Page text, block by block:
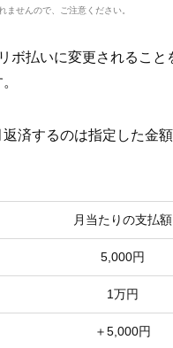
せんので、ご注意ください。
ボ払いに変更されるこ
済するのは指定した金
月当たりの支払額
5,000円
1万円
＋5,000円